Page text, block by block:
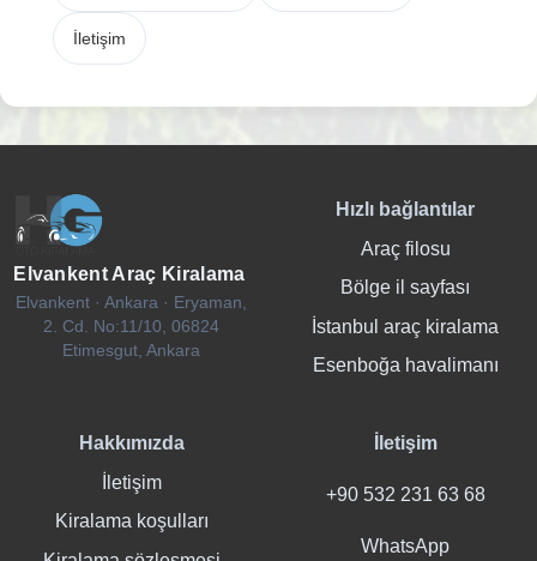
İletişim
Elvankent Araç Kiralama
Elvankent · Ankara · Eryaman,
2. Cd. No:11/10, 06824
Etimesgut, Ankara
Hızlı bağlantılar
Araç filosu
Bölge il sayfası
İstanbul araç kiralama
Esenboğa havalimanı
Hakkımızda
İletişim
Kiralama koşulları
İletişim
+90 532 231 63 68
WhatsApp